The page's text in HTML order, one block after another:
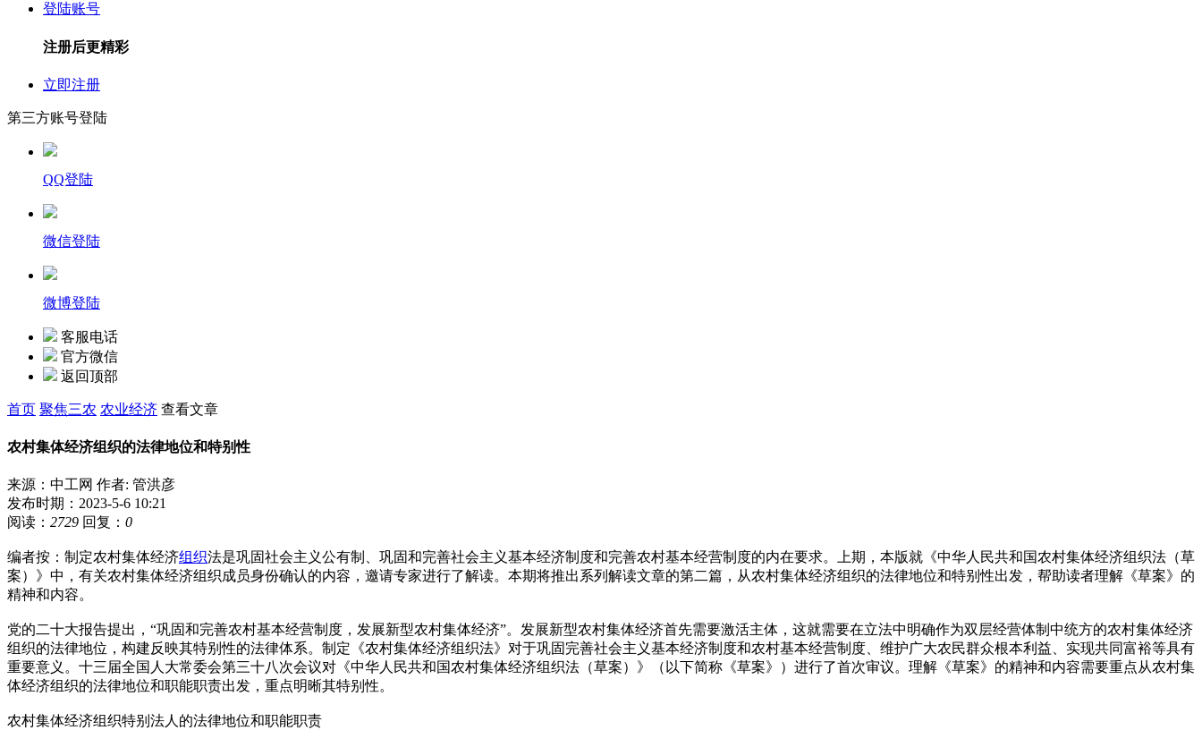
登陆账号
注册后更精彩
立即注册
第三方账号登陆
QQ登陆
微信登陆
微博登陆
客服电话
官方微信
返回顶部
首页 聚焦三农 农业经济 查看文章
农村集体经济组织的法律地位和特别性
来源：中工网 作者: 管洪彦
发布时期：2023-5-6 10:21
阅读： 2729 回复： 0
编者按：制定农村集体经济组织法是巩固社会主义公有制、巩固和完善社会主义基本经济制度和完善农村基本经营制度的内在要求。上期，本版就《中华人民共和国农村集体经济组织法（草
案）》中，有关农村集体经济组织成员身份确认的内容，邀请专家进行了解读。本期将推出系列解读文章的第二篇，从农村集体经济组织的法律地位和特别性出发，帮助读者理解《草案》的
精神和内容。
党的二十大报告提出，“巩固和完善农村基本经营制度，发展新型农村集体经济”。发展新型农村集体经济首先需要激活主体，这就需要在立法中明确作为双层经营体制中统方的农村集体经济
组织的法律地位，构建反映其特别性的法律体系。制定《农村集体经济组织法》对于巩固完善社会主义基本经济制度和农村基本经营制度、维护广大农民群众根本利益、实现共同富裕等具有
重要意义。十三届全国人大常委会第三十八次会议对《中华人民共和国农村集体经济组织法（草案）》（以下简称《草案》）进行了首次审议。理解《草案》的精神和内容需要重点从农村集
体经济组织的法律地位和职能职责出发，重点明晰其特别性。
农村集体经济组织特别法人的法律地位和职能职责